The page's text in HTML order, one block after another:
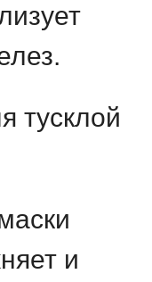
тусклой
и